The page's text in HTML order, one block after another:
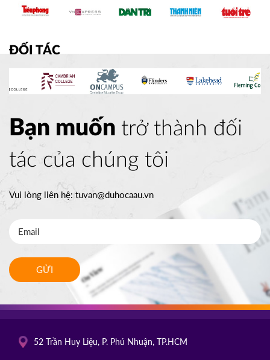
ĐỐI TÁC
Bạn muốn trở thành đối
tác của chúng tôi
Vui lòng liên hệ:tuvan@duhocaau.vn
GỬI
52 Trần Huy Liệu, P. Phú Nhuận, TP.HCM